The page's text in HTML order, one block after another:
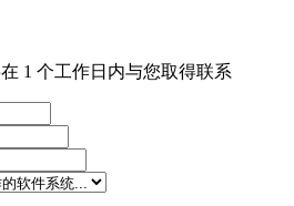
1 个工作日内与您取得联系